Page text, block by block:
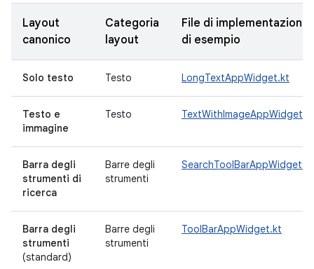
Layout
canonico
Categoria
layout
File di implementazione
di esempio
Solo testo Testo LongTextAppWidget.kt
Testo e
immagine
Testo TextWithImageAppWidget.kt
Barra degli
strumenti di
ricerca
Barre degli
strumenti
SearchToolBarAppWidget.kt
Barra degli
strumenti
(standard)
Barre degli
strumenti
ToolBarAppWidget.kt